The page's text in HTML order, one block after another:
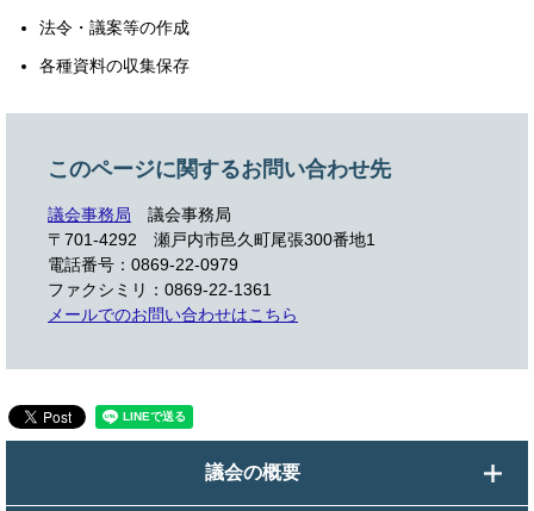
法令・議案等の作成
各種資料の収集保存
このページに関するお問い合わせ先
議会事務局
議会事務局
〒701-4292
瀬戸内市邑久町尾張300番地1
電話番号：0869-22-0979
ファクシミリ：0869-22-1361
メールでのお問い合わせはこちら
議会の概要